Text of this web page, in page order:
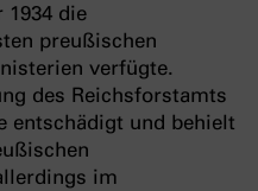
die
preußischen
verfügte.
des Reichsforstamts
entschädigt und behielt
im